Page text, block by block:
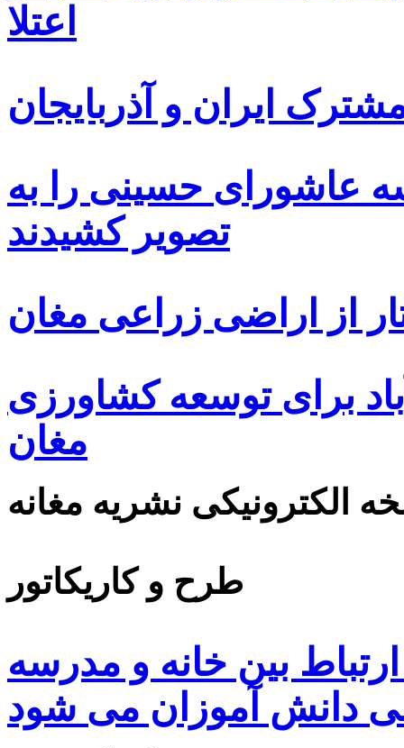
اعتلا
ایران و آذربایجان
عاشورای حسینی را به
تصویر کشیدند
از اراضی زراعی مغان
برای توسعه کشاورزی
مغان
الکترونیکی نشریه مغانه
طرح و کاریکاتور
بین خانه و مدرسه
دانش آموزان می شود